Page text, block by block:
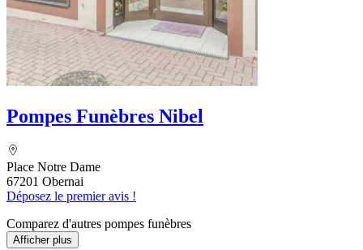
Pompes Funèbres Nibel
Place Notre Dame
67201 Obernai
Déposez le premier avis !
Comparez d'autres pompes funèbres
Afficher plus